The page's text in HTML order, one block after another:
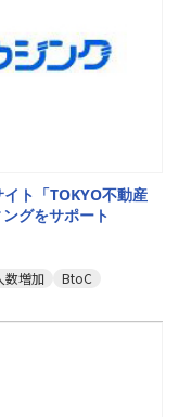
ト「TOKYO不動産
グをサポート
数増加 BtoC